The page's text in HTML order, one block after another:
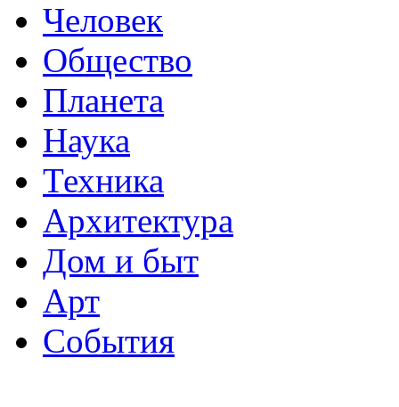
Человек
Общество
Планета
Наука
Техника
Архитектура
Дом и быт
Арт
События